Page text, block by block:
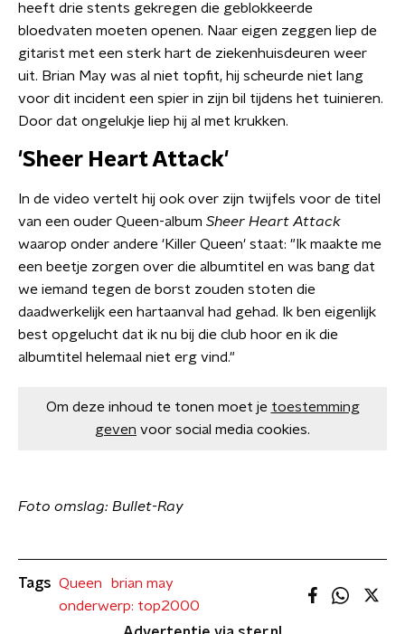
heeft drie stents gekregen die geblokkeerde
bloedvaten moeten openen. Naar eigen zeggen liep de
gitarist met een sterk hart de ziekenhuisdeuren weer
uit. Brian May was al niet topfit, hij scheurde niet lang
voor dit incident een spier in zijn bil tijdens het tuinieren.
Door dat ongelukje liep hij al met krukken.
'Sheer Heart Attack'
In de video vertelt hij ook over zijn twijfels voor de titel
van een ouder Queen-album Sheer Heart Attack
waarop onder andere 'Killer Queen' staat: "Ik maakte me
een beetje zorgen over die albumtitel en was bang dat
we iemand tegen de borst zouden stoten die
daadwerkelijk een hartaanval had gehad. Ik ben eigenlijk
best opgelucht dat ik nu bij die club hoor en ik die
albumtitel helemaal niet erg vind."
Om deze inhoud te tonen moet je toestemming
geven voor social media cookies.
Foto omslag: Bullet-Ray
Tags Queen
brian may
onderwerp: top2000